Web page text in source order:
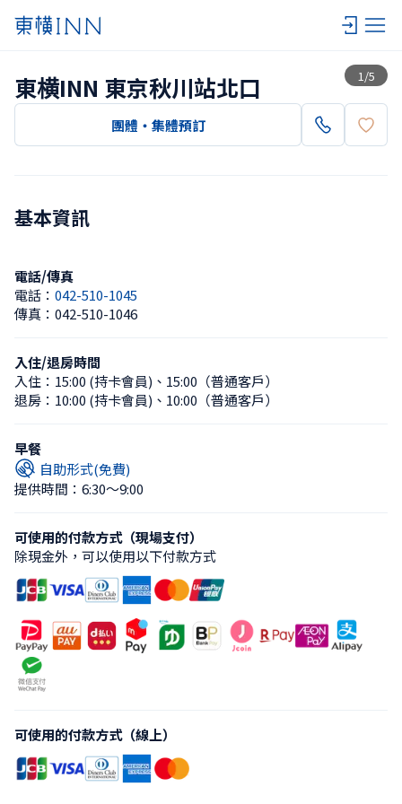
1 /5
查看一覽
東横INN 東京秋川站北口
團體・集體預訂
基本資訊
電話/傳真
電話： 042-510-1045
傳真： 042-510-1046
入住/退房時間
入住： 15:00 (持卡會員) 、 15:00（普通客戶）
退房： 10:00 (持卡會員) 、 10:00（普通客戶）
早餐
自助形式(免費)
提供時間：6:30〜9:00
可使用的付款方式（現場支付）
除現金外，可以使用以下付款方式
可使用的付款方式（線上）